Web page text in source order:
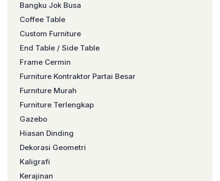
tampilan […]
Bangku Jok Busa
Coffee Table
Custom Furniture
End Table / Side Table
Frame Cermin
Furniture Kontraktor Partai Besar
Furniture Murah
Furniture Terlengkap
Gazebo
Hiasan Dinding
Dekorasi Geometri
Kaligrafi
Kerajinan